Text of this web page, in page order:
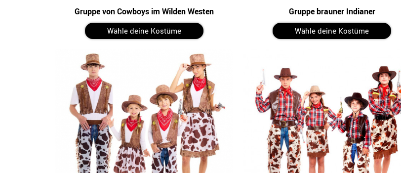
Gruppe von Cowboys im Wilden Westen
Wähle deine Kostüme
Gruppe brauner Indianer
Wähle deine Kostüme